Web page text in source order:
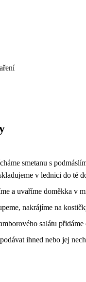
smetanu s
v lednici do té
a uvaříme doměkka v
nakrájíme na
salátu
ihned nebo jej